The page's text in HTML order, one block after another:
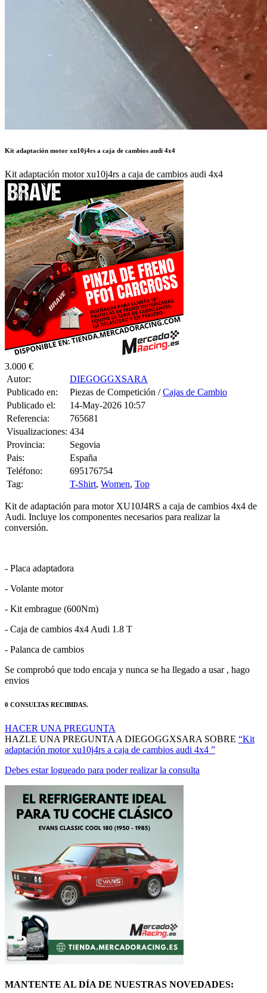
3.000 €
Autor:
Publicado en:
Piezas de Competición /
Publicado el:
14-May-2026 10:57
Referencia:
765681
Visualizaciones:
434
Provincia:
Segovia
Pais:
España
Teléfono:
695176754
Tag:
T-Shirt,Women
Kit de adaptación para motor XU10J4RS a caja de cambios 4x4 de
Audi. Incluye los componentes necesarios para realizar la
conversión.
- Volante motor
- Kit embrague (600Nm)
- Caja de cambios 4x4 Audi 1.8 T
- Palanca de cambios
Se comprobó que todo encaja y nunca se ha llegado a usar , hago
envios
HAZLE UNA PREGUNTA A DIEGOGGXSARA SOBRE
adaptación motor xu10j4rs a caja de cambios audi 4x4 ”
Debes estar logueado para poder realizar la consulta